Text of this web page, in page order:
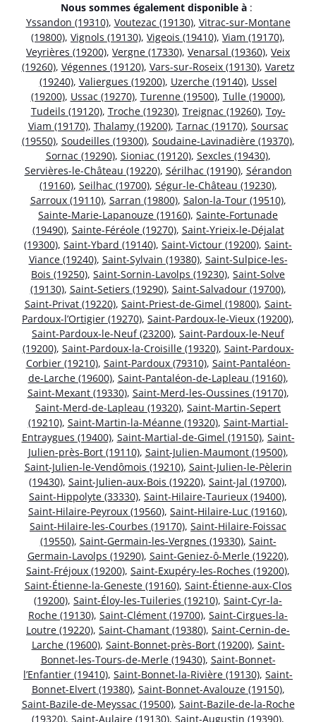
Nous sommes également disponible à :
Yssandon (19310), Voutezac (19130), Vitrac-sur-Montane
(19800), Vignols (19130), Vigeois (19410), Viam (19170),
Veyrières (19200), Vergne (17330), Venarsal (19360), Veix
(19260), Végennes (19120), Vars-sur-Roseix (19130), Varetz
(19240), Valiergues (19200), Uzerche (19140), Ussel
(19200), Ussac (19270), Turenne (19500), Tulle (19000),
Tudeils (19120), Troche (19230), Treignac (19260), Toy-
Viam (19170), Thalamy (19200), Tarnac (19170), Soursac
(19550), Soudeilles (19300), Soudaine-Lavinadière (19370),
Sornac (19290), Sioniac (19120), Sexcles (19430),
Servières-le-Château (19220), Sérilhac (19190), Sérandon
(19160), Seilhac (19700), Ségur-le-Château (19230),
Sarroux (19110), Sarran (19800), Salon-la-Tour (19510),
Sainte-Marie-Lapanouze (19160), Sainte-Fortunade
(19490), Sainte-Féréole (19270), Saint-Yrieix-le-Déjalat
(19300), Saint-Ybard (19140), Saint-Victour (19200), Saint-
Viance (19240), Saint-Sylvain (19380), Saint-Sulpice-les-
Bois (19250), Saint-Sornin-Lavolps (19230), Saint-Solve
(19130), Saint-Setiers (19290), Saint-Salvadour (19700),
Saint-Privat (19220), Saint-Priest-de-Gimel (19800), Saint-
Pardoux-l’Ortigier (19270), Saint-Pardoux-le-Vieux (19200),
Saint-Pardoux-le-Neuf (23200), Saint-Pardoux-le-Neuf
(19200), Saint-Pardoux-la-Croisille (19320), Saint-Pardoux-
Corbier (19210), Saint-Pardoux (79310), Saint-Pantaléon-
de-Larche (19600), Saint-Pantaléon-de-Lapleau (19160),
Saint-Mexant (19330), Saint-Merd-les-Oussines (19170),
Saint-Merd-de-Lapleau (19320), Saint-Martin-Sepert
(19210), Saint-Martin-la-Méanne (19320), Saint-Martial-
Entraygues (19400), Saint-Martial-de-Gimel (19150), Saint-
Julien-près-Bort (19110), Saint-Julien-Maumont (19500),
Saint-Julien-le-Vendômois (19210), Saint-Julien-le-Pèlerin
(19430), Saint-Julien-aux-Bois (19220), Saint-Jal (19700),
Saint-Hippolyte (33330), Saint-Hilaire-Taurieux (19400),
Saint-Hilaire-Peyroux (19560), Saint-Hilaire-Luc (19160),
Saint-Hilaire-les-Courbes (19170), Saint-Hilaire-Foissac
(19550), Saint-Germain-les-Vergnes (19330), Saint-
Germain-Lavolps (19290), Saint-Geniez-ô-Merle (19220),
Saint-Fréjoux (19200), Saint-Exupéry-les-Roches (19200),
Saint-Étienne-la-Geneste (19160), Saint-Étienne-aux-Clos
(19200), Saint-Éloy-les-Tuileries (19210), Saint-Cyr-la-
Roche (19130), Saint-Clément (19700), Saint-Cirgues-la-
Loutre (19220), Saint-Chamant (19380), Saint-Cernin-de-
Larche (19600), Saint-Bonnet-près-Bort (19200), Saint-
Bonnet-les-Tours-de-Merle (19430), Saint-Bonnet-
l’Enfantier (19410), Saint-Bonnet-la-Rivière (19130), Saint-
Bonnet-Elvert (19380), Saint-Bonnet-Avalouze (19150),
Saint-Bazile-de-Meyssac (19500), Saint-Bazile-de-la-Roche
(19320), Saint-Aulaire (19130), Saint-Augustin (19390),